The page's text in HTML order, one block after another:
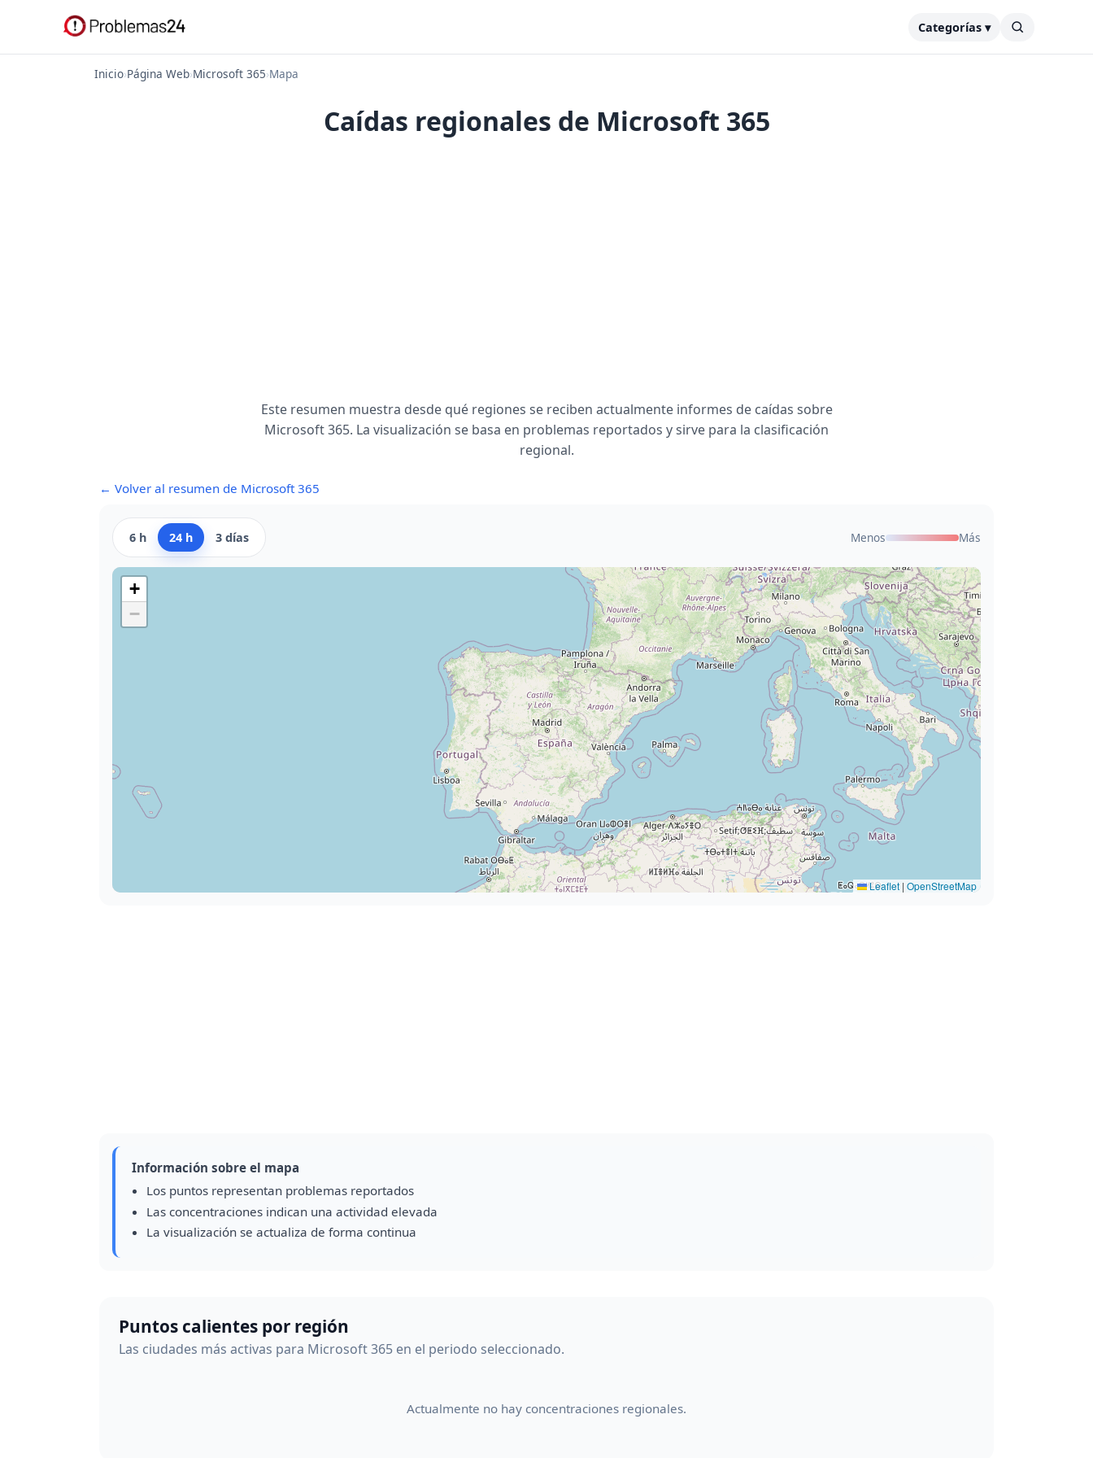
Categorías ▾
Inicio›Página Web›Microsoft 365›Mapa
Caídas regionales de Microsoft 365
Este resumen muestra desde qué regiones se reciben actualmente informes de caídas sobre
Microsoft 365. La visualización se basa en problemas reportados y sirve para la clasificación
regional.
← Volver al resumen de Microsoft 365
6 h 24 h 3 días Menos Más
+
−
Leaflet | OpenStreetMap
Información sobre el mapa
Los puntos representan problemas reportados
Las concentraciones indican una actividad elevada
La visualización se actualiza de forma continua
Puntos calientes por región
Las ciudades más activas para Microsoft 365 en el periodo seleccionado.
Actualmente no hay concentraciones regionales.